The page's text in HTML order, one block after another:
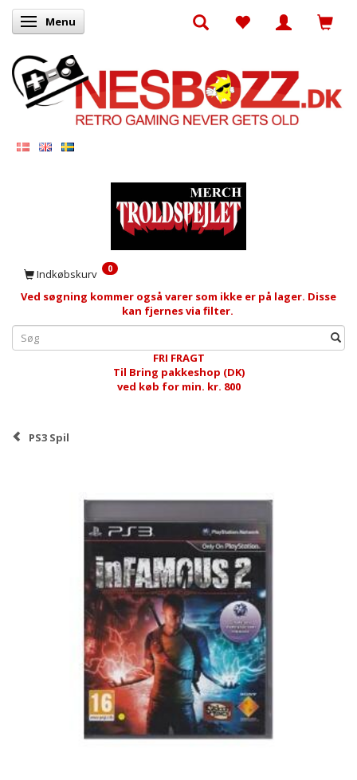
Skifte navigation
Menu
Indkøbskurv 0
Ved søgning kommer også varer som ikke er på lager. Disse
kan fjernes via filter.
FRI FRAGT
Til Bring pakkeshop (DK)
ved køb for min. kr. 800
PS3 Spil